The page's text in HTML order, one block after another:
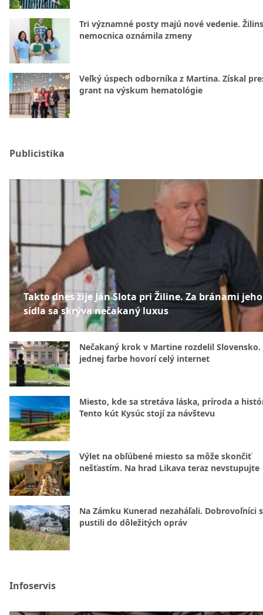
Tri významné posty majú nové vedenie.
nemocnica oznámila zmeny
Veľký úspech odborníka z Martina. Získal
grant na výskum hematológie
Publicistika
Takto dnes žije Ján Slota pri Žiline. Za bránami jeho
sídla sa skrýva nečakaný luxus
Nečakaný krok v Martine rozdelil Slovensko.
jednej farbe hovorí celý internet
Miesto, kde sa stretáva láska, príroda a
Tento kút Kysúc stojí za návštevu
Výlet na obľúbené miesto sa môže skončiť
nešťastím. Na hrad Likava teraz nevstupujte
Na Zámku Kunerad nezaháľali. Dobrovoľníci
pustili do dôležitých opráv
Infoservis